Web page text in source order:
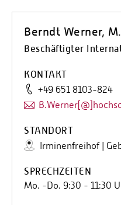
Berndt Werner,
Beschäftigter
KONTAKT
+49 651 8103-824
STANDORT
Irminenfreihof |
SPRECHZEITEN
Mo. -Do. 9:30 - 11:30